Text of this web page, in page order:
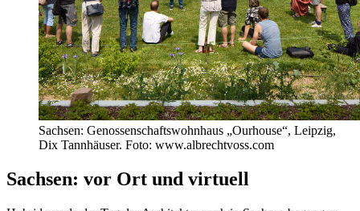
Sachsen: Genossenschaftswohnhaus „Ourhouse“, Leipzig,
Dix Tannhäuser. Foto: www.albrechtvoss.com
Sachsen: vor Ort und virtuell